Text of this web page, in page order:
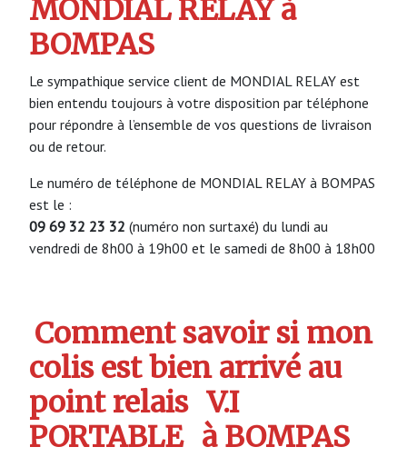
MONDIAL RELAY à
BOMPAS
Le sympathique service client de MONDIAL RELAY est
bien entendu toujours à votre disposition par téléphone
pour répondre à l’ensemble de vos questions de livraison
ou de retour.
Le numéro de téléphone de MONDIAL RELAY à BOMPAS
est le :
09 69 32 23 32 (numéro non surtaxé) du lundi au
vendredi de 8h00 à 19h00 et le samedi de 8h00 à 18h00
Comment savoir si mon
colis est bien arrivé au
point relais V.I
PORTABLE à BOMPAS